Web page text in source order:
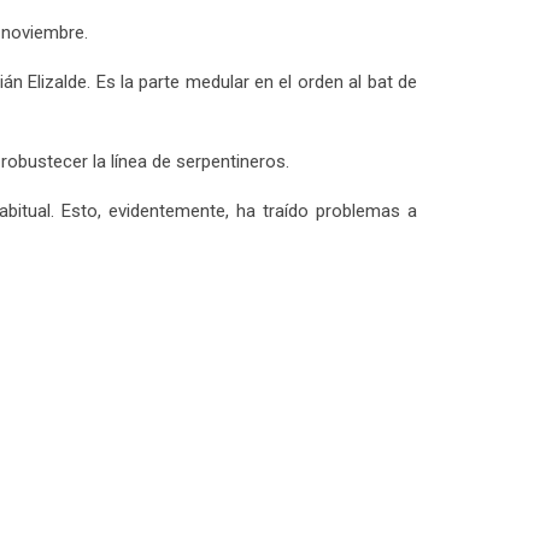
Elizalde. Es la parte medular en el orden al bat de
la línea de serpentineros.
Esto, evidentemente, ha traído problemas a